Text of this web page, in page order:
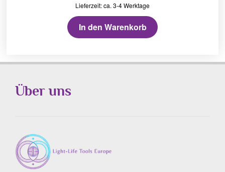
Lieferzeit: ca. 3-4 Werktage
In den Warenkorb
Über uns